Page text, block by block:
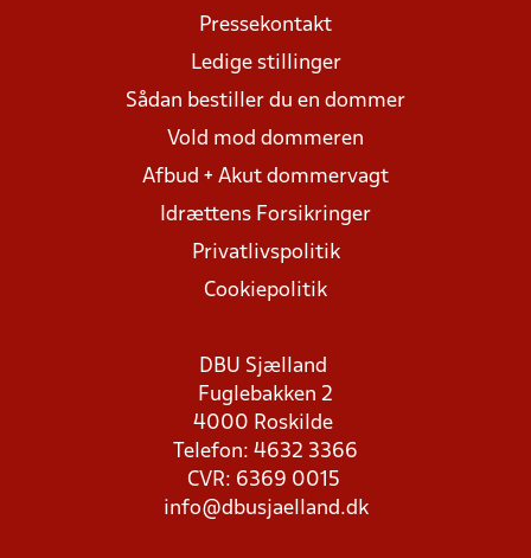
Pressekontakt
Ledige stillinger
Sådan bestiller du en dommer
Vold mod dommeren
Afbud + Akut dommervagt
Idrættens Forsikringer
Privatlivspolitik
Cookiepolitik
DBU Sjælland
Fuglebakken 2
4000 Roskilde
Telefon: 4632 3366
CVR: 6369 0015
info@dbusjaelland.dk